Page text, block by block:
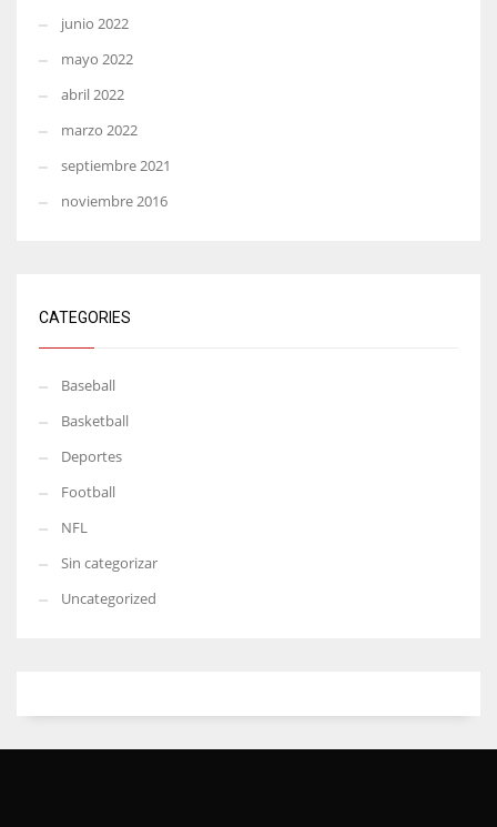
junio 2022
mayo 2022
abril 2022
marzo 2022
septiembre 2021
noviembre 2016
CATEGORIES
Baseball
Basketball
Deportes
Football
NFL
Sin categorizar
Uncategorized